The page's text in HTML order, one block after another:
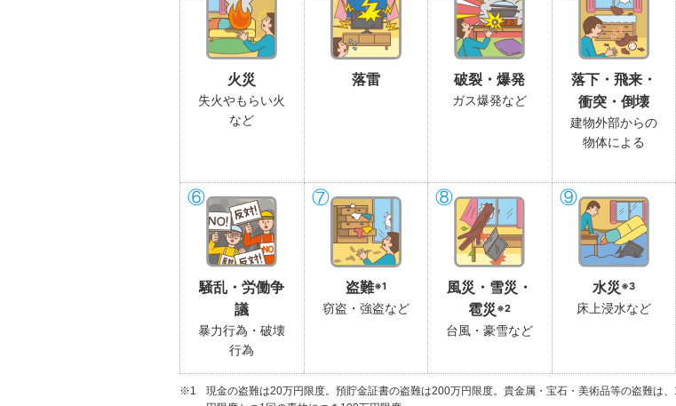
火災
失火やもらい火
など
落雷 破裂・爆発
ガス爆発など
落下・飛来・
衝突・倒壊
建物外部からの
物体による
⑥
騒乱・労働争
議
暴力行為・破壊
行為
⑦
盗難※1
窃盗・強盗など
⑧
風災・雪災・
雹災 ※2
台風・豪雪など
⑨
水災 ※3
床上浸水など
現金の盗難は20万円限度。預貯金証書の盗難は200万円限度。貴金属・宝石・美術品等の盗難は